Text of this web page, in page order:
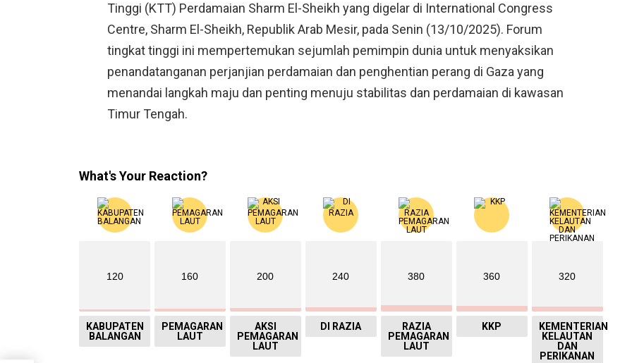
Tinggi (KTT) Perdamaian Sharm El-Sheikh yang digelar di International Congress
Centre, Sharm El-Sheikh, Republik Arab Mesir, pada Senin (13/10/2025). Forum
tingkat tinggi ini mempertemukan sejumlah pemimpin dunia untuk menyaksikan
penandatanganan perjanjian perdamaian dan penghentian perang di Gaza yang
menandai langkah maju dan penting menuju stabilitas dan perdamaian di kawasan
Timur Tengah.
What's Your Reaction?
120
KABUPATEN
BALANGAN
160
PEMAGARAN
LAUT
200
AKSI
PEMAGARAN
LAUT
240
DI RAZIA
380
RAZIA
PEMAGARAN
LAUT
360
KKP
320
KEMENTERIAN
KELAUTAN
DAN
PERIKANAN